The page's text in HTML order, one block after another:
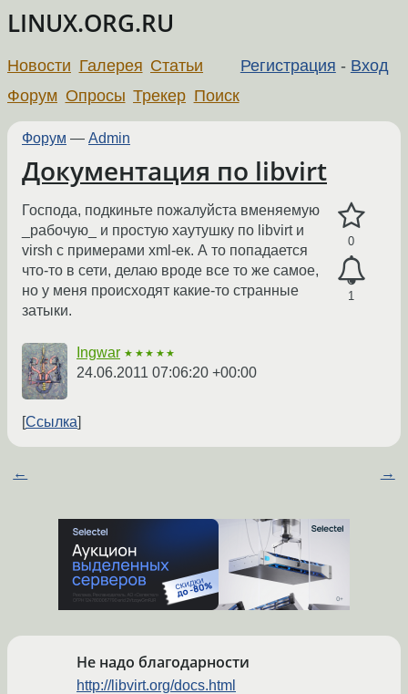
LINUX.ORG.RU
Регистрация - Вход
Новости Галерея Статьи
Форум Опросы Трекер Поиск
Форум — Admin
Документация по libvirt
0
1
Господа, подкиньте пожалуйста вменяемую
_рабочую_ и простую хаутушку по libvirt и
virsh c примерами xml-ек. А то попадается
что-то в сети, делаю вроде все то же самое,
но у меня происходят какие-то странные
затыки.
Ingwar ★★★★★
24.06.2011 07:06:20 +00:00
Ссылка
← →
Не надо благодарности
http://libvirt.org/docs.html